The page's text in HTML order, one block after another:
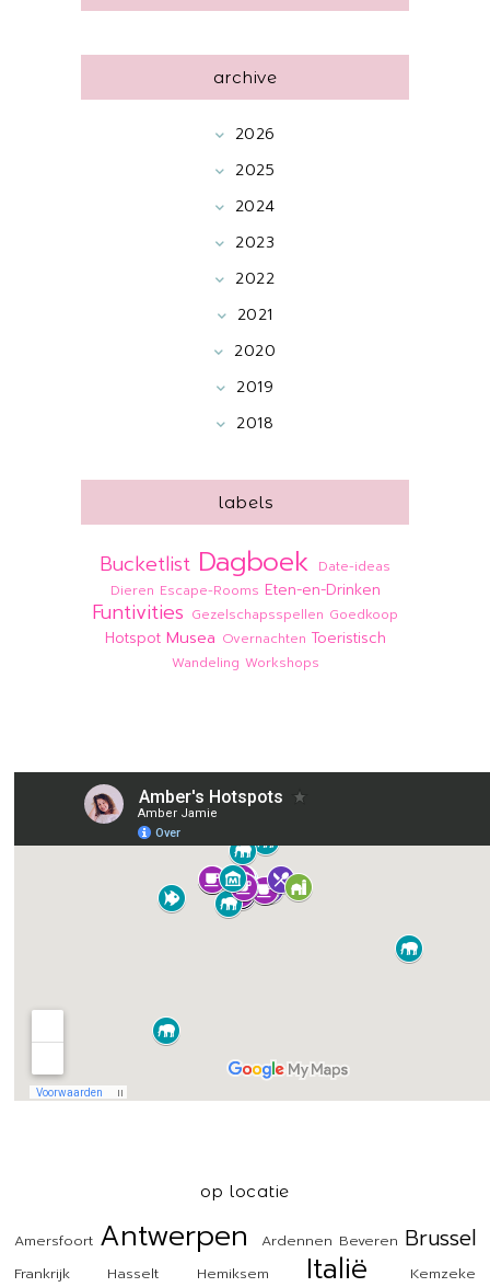
archive
2026
2025
2024
2023
2022
2021
2020
2019
2018
labels
Bucketlist Dagboek Date-ideas
Dieren Escape-Rooms Eten-en-Drinken
Funtivities Gezelschapsspellen Goedkoop
Hotspot Musea Overnachten Toeristisch
Wandeling Workshops
op locatie
Amersfoort Antwerpen Ardennen Beveren Brussel
Frankrijk Hasselt Hemiksem Italië Kemzeke